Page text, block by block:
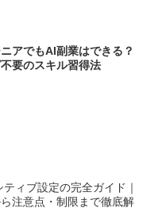
アでもAI副業はできる？
要のスキル習得法
ティブ設定の完全ガイド｜
注意点・制限まで徹底解